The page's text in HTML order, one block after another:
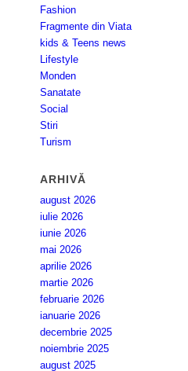
Fashion
Fragmente din Viata
kids & Teens news
Lifestyle
Monden
Sanatate
Social
Stiri
Turism
ARHIVĂ
august 2026
iulie 2026
iunie 2026
mai 2026
aprilie 2026
martie 2026
februarie 2026
ianuarie 2026
decembrie 2025
noiembrie 2025
august 2025